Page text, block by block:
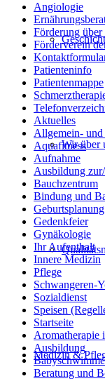
Wir über
Medizin &
Angiologie
Förderung
Förderverein
Patienteninfo
Patientenmappe
Aktuelles
Allgemein-
Aquafitness
Aufnahme
Ausbildung
Bauchzentrum
Bindung und
Geburtsplanung
Gedenkfeier
Gynäkologie
Ihr Aufenthalt
Innere Medizin
Pflege
Schwangeren-
Sozialdienst
Speisen
Startseite
Aromatherapie
Ausbildung
Beratung und